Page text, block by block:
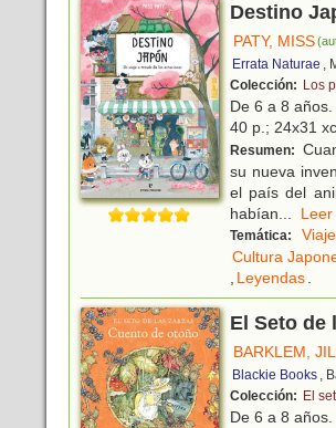
Destino
PATY, MISS
Errata Naturae ,
Colección: Los
De 6 a 8 años.
40 p.; 24x31
Resumen:
su nueva
el país del
habían...
Temática:
Cultura
, Leyendas.
El Seto de
BARKLEM,
Blackie Books ,
Colección: El
De 6 a 8 años.